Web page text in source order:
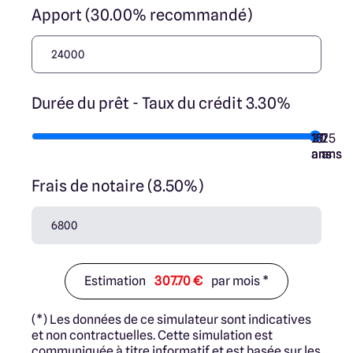
Apport (30.00% recommandé)
Durée du prêt - Taux du crédit 3.30%
7
ans
10
ans
15
ans
20
ans
25
ans
Frais de notaire (8.50%)
Estimation 307.70 € par mois *
(*) Les données de ce simulateur sont indicatives
et non contractuelles. Cette simulation est